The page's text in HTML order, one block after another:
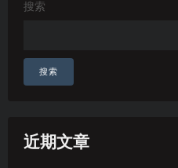
搜索
搜索
近期文章